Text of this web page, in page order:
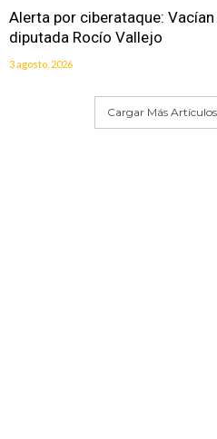
Alerta por ciberataque:
diputada Rocío Vallejo
3 agosto, 2026
Cargar Más